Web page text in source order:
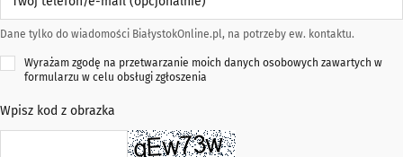
Dane tylko do wiadomości BiałystokOnline.pl, na potrzeby ew. kontaktu.
Wyrażam zgodę na przetwarzanie moich danych osobowych zawartych w
formularzu w celu obsługi zgłoszenia
Wpisz kod z obrazka